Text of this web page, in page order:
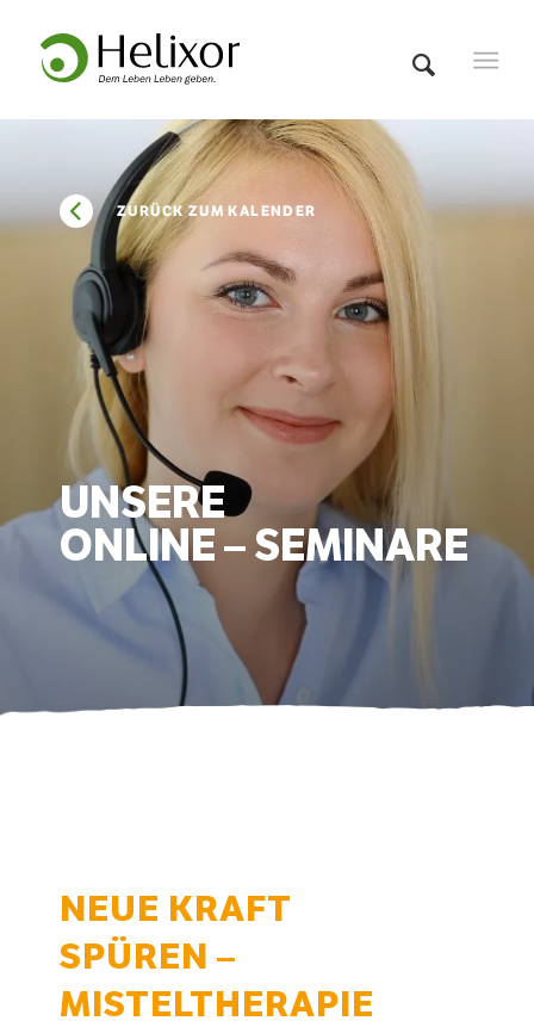
ZURÜCK ZUM KALENDER
UNSERE
ONLINE – SEMINARE
NEUE KRAFT
SPÜREN –
MISTELTHERAPIE